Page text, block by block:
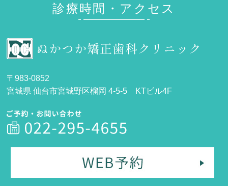
診療時間・アクセス
〒983-0852
宮城県 仙台市宮城野区榴岡 4-5-5 KTビル4F